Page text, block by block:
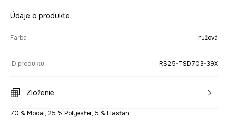
Údaje o produkte
Farba ružová
ID produktu RS25-TSD703-39X
Zloženie
70 % Modal, 25 % Polyester, 5 % Elastan